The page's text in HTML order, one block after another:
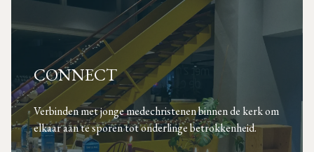
CONNECT
Verbinden met jonge medechristenen binnen de kerk om
elkaar aan te sporen tot onderlinge betrokkenheid.